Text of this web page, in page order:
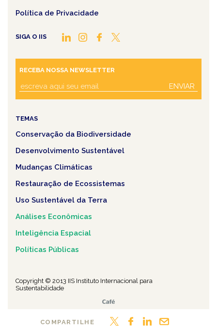
COMPARTILHE
Política de Privacidade
SIGA O IIS
RECEBA NOSSA NEWSLETTER
ENVIAR
TEMAS
Conservação da Biodiversidade
Desenvolvimento Sustentável
Mudanças Climáticas
Restauração de Ecossistemas
Uso Sustentável da Terra
Análises Econômicas
Inteligência Espacial
Políticas Públicas
Copyright © 2013 IIS Instituto Internacional para
Sustentabilidade